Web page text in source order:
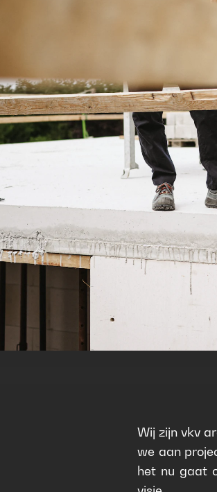
Wij zijn vkv
we aan
het nu gaat